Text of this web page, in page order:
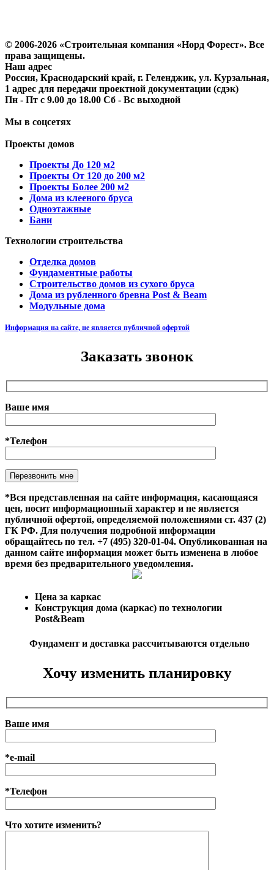
© 2006-2026 «Строительная компания «Норд Форест». Все
права защищены.
Наш адрес
Россия, Краснодарский край, г. Геленджик, ул. Курзальная,
1 адрес для передачи проектной документации (сдэк)
Пн - Пт с 9.00 до 18.00 Сб - Вс выходной
Мы в соцсетях
Проекты домов
Проекты До 120 м2
Проекты От 120 до 200 м2
Проекты Более 200 м2
Дома из клееного бруса
Одноэтажные
Бани
Технологии строительства
Отделка домов
Фундаментные работы
Строительство домов из сухого бруса
Дома из рубленного бревна Post & Beam
Модульные дома
Информация на сайте, не является публичной офертой
Заказать звонок
Ваше имя
*Телефон
Оставьте это поле пустым.
*Вся представленная на сайте информация, касающаяся
цен, носит информационный характер и не является
публичной офертой, определяемой положениями ст. 437 (2)
ГК РФ. Для получения подробной информации
обращайтесь по тел. +7 (495) 320-01-04. Опубликованная на
данном сайте информация может быть изменена в любое
время без предварительного уведомления.
Цена за каркас
Конструкция дома (каркас) по технологии
Post&Beam
Фундамент и доставка рассчитываются отдельно
Хочу изменить планировку
Ваше имя
*e-mail
*Телефон
Что хотите изменить?